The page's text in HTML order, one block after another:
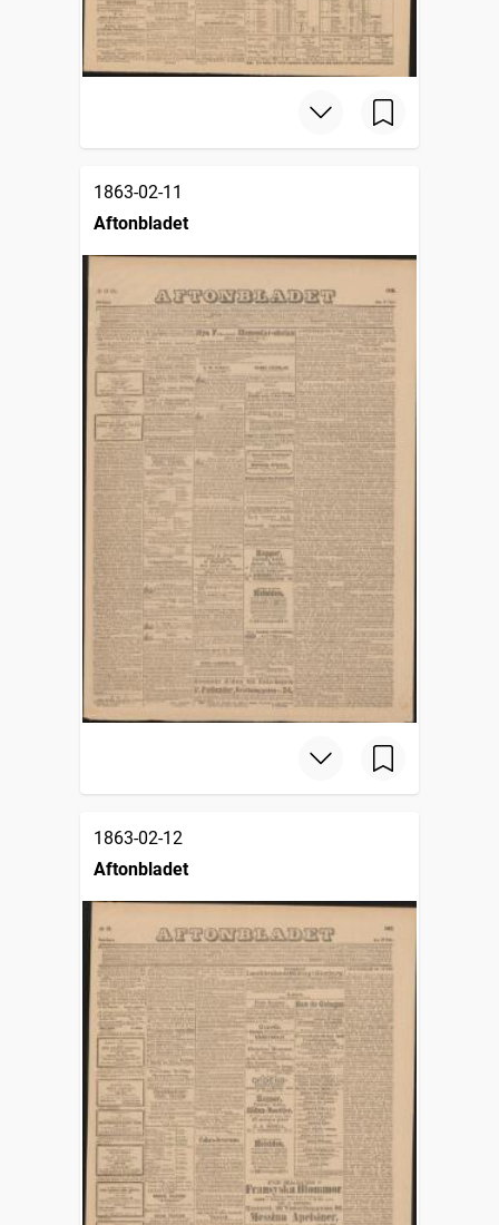
1863-02-11
Aftonbladet
1863-02-12
Aftonbladet